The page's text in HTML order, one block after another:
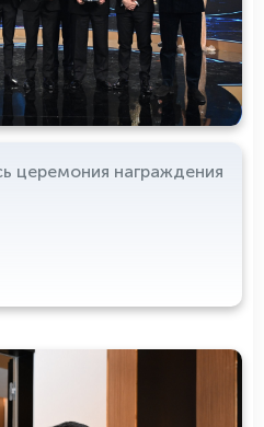
церемония награждения